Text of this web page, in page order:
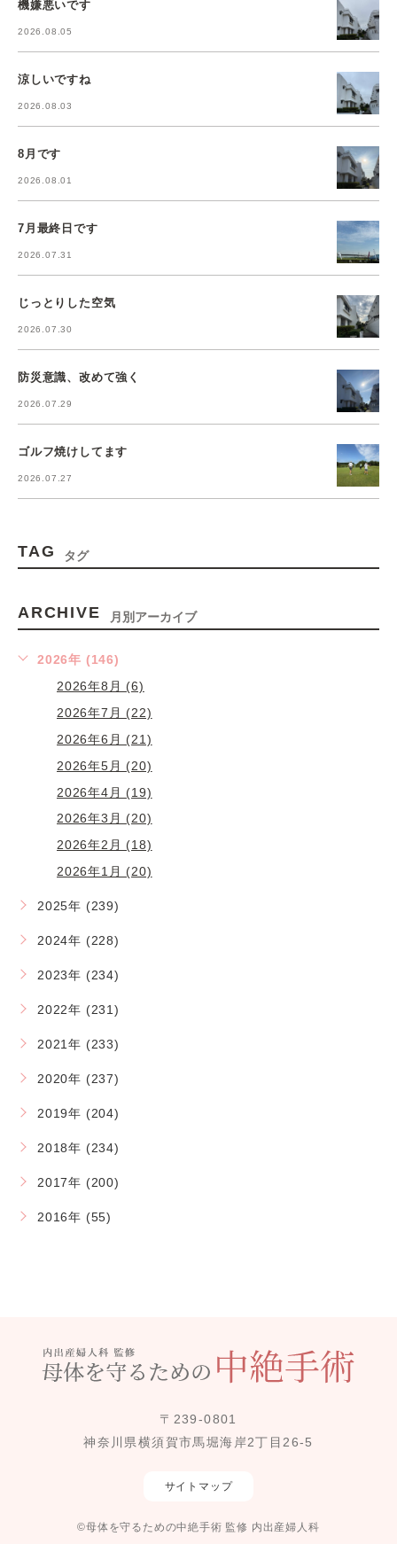
機嫌悪いです
2026.08.05
涼しいですね
2026.08.03
8月です
2026.08.01
7月最終日です
2026.07.31
じっとりした空気
2026.07.30
防災意識、改めて強く
2026.07.29
ゴルフ焼けしてます
2026.07.27
TAG タグ
ARCHIVE 月別アーカイブ
2026年 (146)
2026年8月 (6)
2026年7月 (22)
2026年6月 (21)
2026年5月 (20)
2026年4月 (19)
2026年3月 (20)
2026年2月 (18)
2026年1月 (20)
2025年 (239)
2024年 (228)
2023年 (234)
2022年 (231)
2021年 (233)
2020年 (237)
2019年 (204)
2018年 (234)
2017年 (200)
2016年 (55)
〒239-0801
神奈川県横須賀市馬堀海岸2丁目26-5
サイトマップ
©母体を守るための中絶手術 監修 内出産婦人科